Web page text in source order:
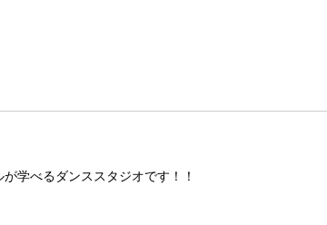
学べるダンススタジオです！！